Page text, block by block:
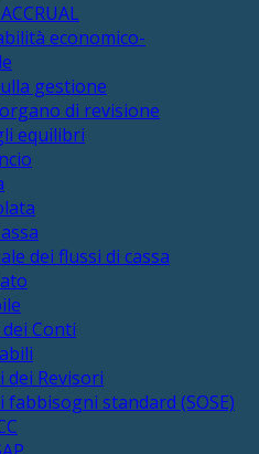
economico-
gestione
di revisione
equilibri
dei flussi di cassa
Conti
Revisori
standard (SOSE)